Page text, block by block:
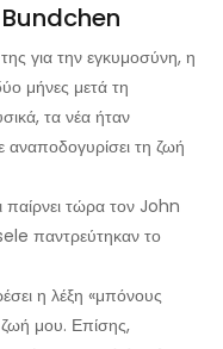
για την εγκυμοσύνη, η
μήνες μετά τη
τα νέα ήταν
αναποδογυρίσει τη ζωή
τώρα τον John
παντρεύτηκαν το
η λέξη «μπόνους
ζωή μου. Επίσης,